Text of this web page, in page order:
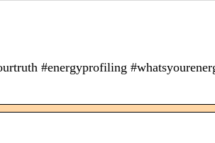
#energyprofiling